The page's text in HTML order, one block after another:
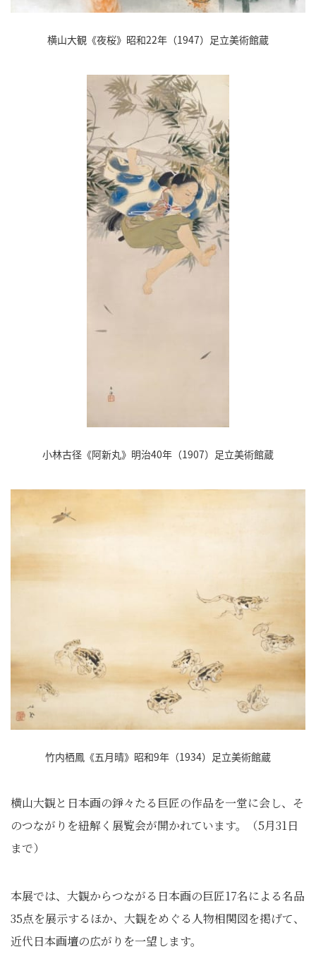
横山大観《夜桜》昭和22年（1947）足立美術館蔵
小林古径《阿新丸》明治40年（1907）足立美術館蔵
竹内栖鳳《五月晴》昭和9年（1934）足立美術館蔵
横山大観と日本画の錚々たる巨匠の作品を一堂に会し、そ
のつながりを紐解く展覧会が開かれています。（5月31日
まで）
本展では、大観からつながる日本画の巨匠17名による名品
35点を展示するほか、大観をめぐる人物相関図を掲げて、
近代日本画壇の広がりを一望します。